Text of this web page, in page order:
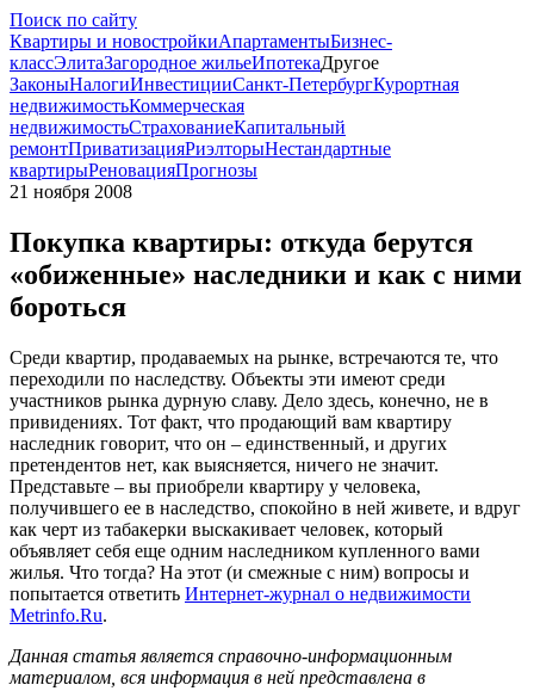
Поиск по сайту
Квартиры и новостройкиАпартаментыБизнес-
классЭлитаЗагородное жильеИпотекаДругое
ЗаконыНалогиИнвестицииСанкт-ПетербургКурортная
недвижимостьКоммерческая
недвижимостьСтрахованиеКапитальный
ремонтПриватизацияРиэлторыНестандартные
квартирыРеновацияПрогнозы
21 ноября 2008
Покупка квартиры: откуда берутся
«обиженные» наследники и как с ними
бороться
Среди квартир, продаваемых на рынке, встречаются те, что
переходили по наследству. Объекты эти имеют среди
участников рынка дурную славу. Дело здесь, конечно, не в
привидениях. Тот факт, что продающий вам квартиру
наследник говорит, что он – единственный, и других
претендентов нет, как выясняется, ничего не значит.
Представьте – вы приобрели квартиру у человека,
получившего ее в наследство, спокойно в ней живете, и вдруг
как черт из табакерки выскакивает человек, который
объявляет себя еще одним наследником купленного вами
жилья. Что тогда? На этот (и смежные с ним) вопросы и
попытается ответить Интернет-журнал о недвижимости
Metrinfo.Ru.
Данная статья является справочно-информационным
материалом, вся информация в ней представлена в